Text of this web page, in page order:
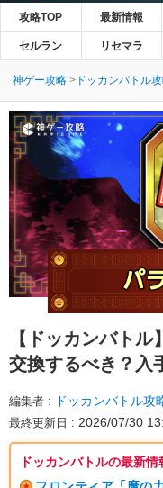
攻略TOP 最新情報
セルラン リセマラ
神ゲー攻略 ドッカンバトル
【ドッカンバトル
交換するべき？入
編集者 ドッカンバトル攻
最終更新日 2026/07/30
ドッカンバトルの最新情